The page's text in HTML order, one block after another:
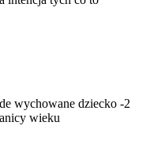
wychowane dziecko -2
wieku